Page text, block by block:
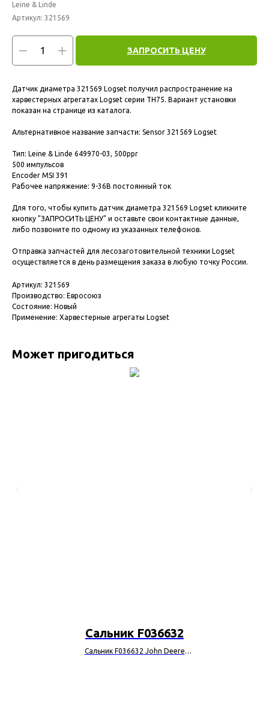
Leine & Linde
Артикул: 321569
ЗАПРОСИТЬ ЦЕНУ
Датчик диаметра 321569 Logset получил распространение на
харвестерных агрегатах Logset серии TH75. Вариант установки
показан на странице из каталога.
Альтернативное название запчасти: Sensor 321569 Logset
Тип: Leine & Linde 649970-03, 500ppr
500 импульсов
Encoder MSI 391
Рабочее напряжение: 9-36В постоянный ток
Для того, чтобы купить датчик диаметра 321569 Logset кликните
кнопку "ЗАПРОСИТЬ ЦЕНУ" и оставьте свои контактные данные,
либо позвоните по одному из указанных телефонов.
Отправка запчастей для лесозаготовительной техники Logset
осуществляется в день размещения заказа в любую точку России.
Артикул: 321569
Производство: Евросоюз
Состояние: Новый
Применение: Харвестерные агрегаты Logset
Может пригодиться
Сальник F036632
Сальник F036632 John Deere